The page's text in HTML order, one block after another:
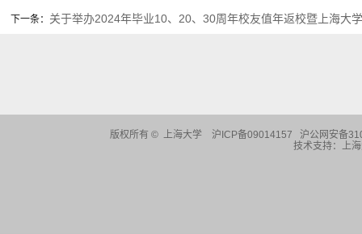
下一条： 关于举办2024年毕业10、20、30周年校友值年返校暨上海大
版权所有 © 上海大学
沪ICP备09014157 沪公网安备
技术支持：上